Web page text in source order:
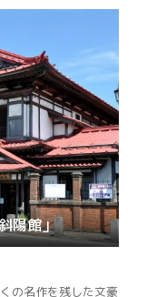
陽館」
の名作を残した文豪